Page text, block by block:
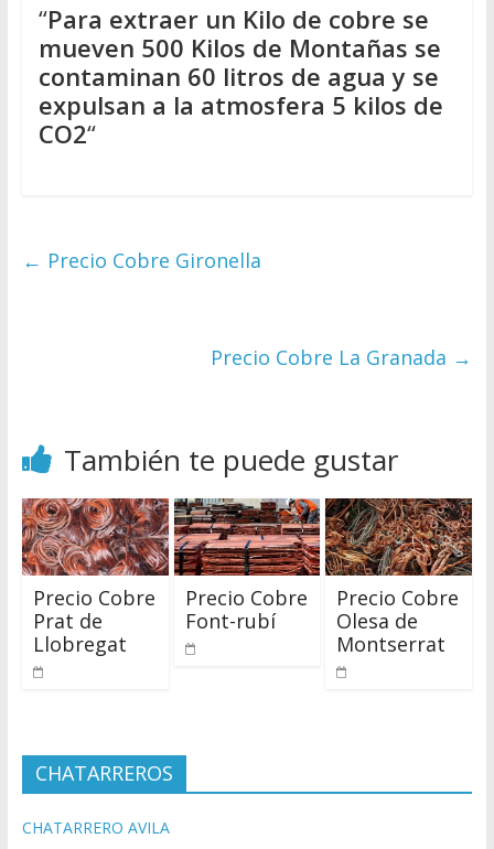
“Para extraer un Kilo de cobre se
mueven 500 Kilos de Montañas se
contaminan 60 litros de agua y se
expulsan a la atmosfera 5 kilos de
CO2“
← Precio Cobre Gironella
Precio Cobre La Granada →
También te puede gustar
Precio Cobre
Prat de
Llobregat
Precio Cobre
Font-rubí
Precio Cobre
Olesa de
Montserrat
CHATARREROS
CHATARRERO AVILA